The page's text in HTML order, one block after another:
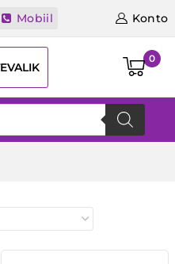
Mobiil Konto
0